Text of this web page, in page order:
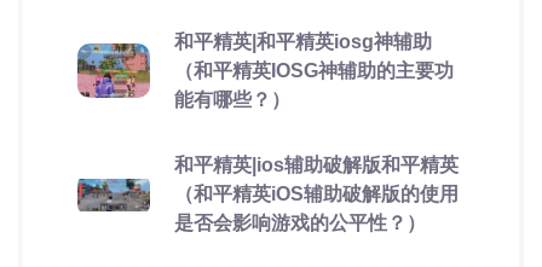
和平精英|和平精英iosg神辅助
（和平精英IOSG神辅助的主要功
能有哪些？）
和平精英|ios辅助破解版和平精英
（和平精英iOS辅助破解版的使用
是否会影响游戏的公平性？）